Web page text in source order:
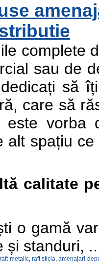
complete
sau de
să
care să
este vorba
alt spațiu
calitate
o gamă
și standuri,
raft metalic, raft sticla,amenajari